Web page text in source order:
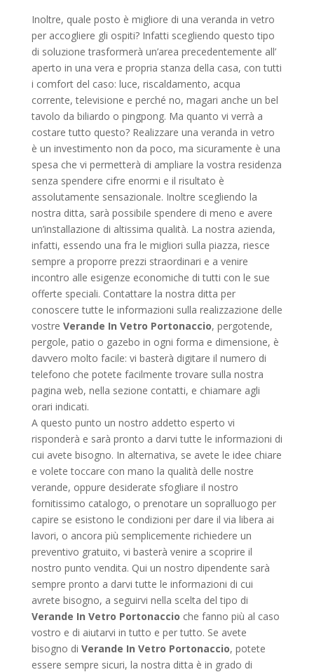
Inoltre, quale posto è migliore di una veranda in vetro
per accogliere gli ospiti? Infatti scegliendo questo tipo
di soluzione trasformerà un’area precedentemente all’
aperto in una vera e propria stanza della casa, con tutti
i comfort del caso: luce, riscaldamento, acqua
corrente, televisione e perché no, magari anche un bel
tavolo da biliardo o pingpong. Ma quanto vi verrà a
costare tutto questo? Realizzare una veranda in vetro
è un investimento non da poco, ma sicuramente è una
spesa che vi permetterà di ampliare la vostra residenza
senza spendere cifre enormi e il risultato è
assolutamente sensazionale. Inoltre scegliendo la
nostra ditta, sarà possibile spendere di meno e avere
un’installazione di altissima qualità. La nostra azienda,
infatti, essendo una fra le migliori sulla piazza, riesce
sempre a proporre prezzi straordinari e a venire
incontro alle esigenze economiche di tutti con le sue
offerte speciali. Contattare la nostra ditta per
conoscere tutte le informazioni sulla realizzazione delle
vostre Verande In Vetro Portonaccio, pergotende,
pergole, patio o gazebo in ogni forma e dimensione, è
davvero molto facile: vi basterà digitare il numero di
telefono che potete facilmente trovare sulla nostra
pagina web, nella sezione contatti, e chiamare agli
orari indicati.
A questo punto un nostro addetto esperto vi
risponderà e sarà pronto a darvi tutte le informazioni di
cui avete bisogno. In alternativa, se avete le idee chiare
e volete toccare con mano la qualità delle nostre
verande, oppure desiderate sfogliare il nostro
fornitissimo catalogo, o prenotare un sopralluogo per
capire se esistono le condizioni per dare il via libera ai
lavori, o ancora più semplicemente richiedere un
preventivo gratuito, vi basterà venire a scoprire il
nostro punto vendita. Qui un nostro dipendente sarà
sempre pronto a darvi tutte le informazioni di cui
avrete bisogno, a seguirvi nella scelta del tipo di
Verande In Vetro Portonaccio che fanno più al caso
vostro e di aiutarvi in tutto e per tutto. Se avete
bisogno di Verande In Vetro Portonaccio, potete
essere sempre sicuri, la nostra ditta è in grado di